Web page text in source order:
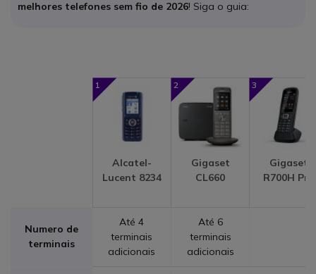
melhores telefones sem fio de 2026! Siga o guia:
1
Alcatel-
Lucent 8234
2
Gigaset
CL660
3
Gigaset
R700H Pro
Numero de
terminais
Até 4
terminais
adicionais
Até 6
terminais
adicionais